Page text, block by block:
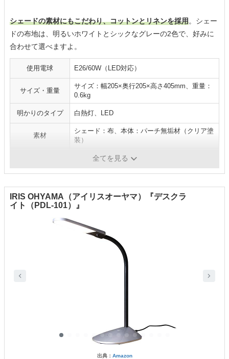
シェードの素材にもこだわり、コットンとリネンを採用。シェー
ドの布地は、明るいホワイトとシックなグレーの2色で、好みに
合わせて選べますよ。
使用電球 E26/60W（LED対応）
サイズ・重量
サイズ：幅205×奥行205×高さ405mm、重量：
0.6kg
明かりのタイプ 白熱灯、LED
素材
シェード：布、本体：パーチ無垢材（クリア塗
装）
全てを見る
IRIS OHYAMA（アイリスオーヤマ）『デスクラ
イト（PDL-101）』
出典： Amazon